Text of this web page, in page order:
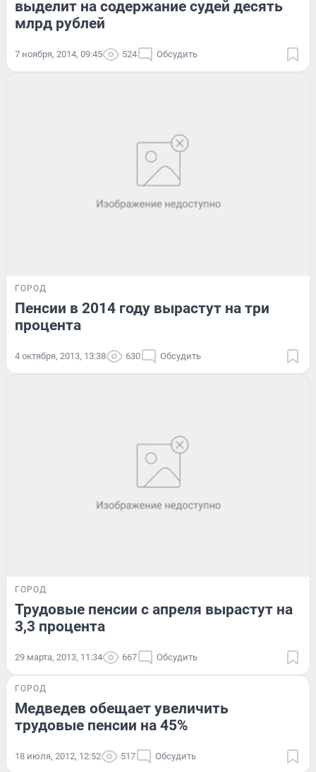
выделит на содержание судей десять
млрд рублей
7 ноября, 2014, 09:45 524 Обсудить
ГОРОД
Пенсии в 2014 году вырастут на три
процента
4 октября, 2013, 13:38 630 Обсудить
ГОРОД
Трудовые пенсии с апреля вырастут на
3,3 процента
29 марта, 2013, 11:34 667 Обсудить
ГОРОД
Медведев обещает увеличить
трудовые пенсии на 45%
18 июля, 2012, 12:52 517 Обсудить